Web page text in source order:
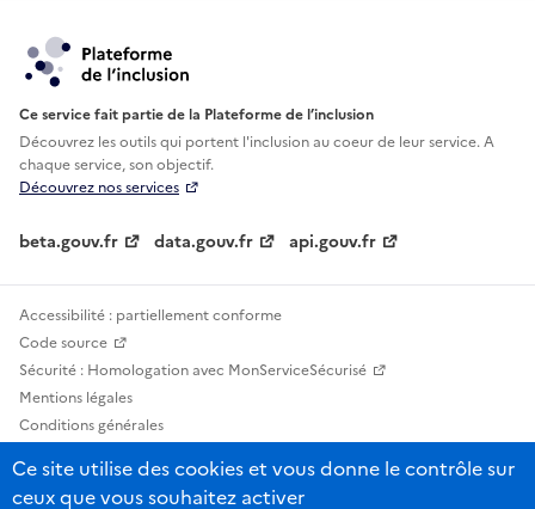
Ce service fait partie de la Plateforme de l’inclusion
Découvrez les outils qui portent l'inclusion aucoeur de leur service. A
chaque service, son objectif.
Découvrez nos services
beta.gouv.fr data.gouv.fr api.gouv.fr
Accessibilité : partiellement conforme
Code source
Sécurité : Homologation avec MonServiceSécurisé
Mentions légales
Conditions générales
Statistiques, lexiques et indicateurs
Ce site utilise des cookies et vous donne le contrôle sur
ceux que vous souhaitez activer